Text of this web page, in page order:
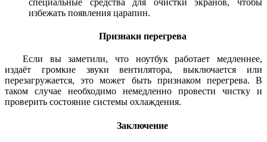
избежать появления царапин.
Признаки перегрева
Если вы заметили, что ноутбук работает медленнее,
издаёт громкие звуки вентилятора, выключается или
перезагружается, это может быть признаком перегрева. В
таком случае необходимо немедленно провести чистку и
проверить состояние системы охлаждения.
Заключение